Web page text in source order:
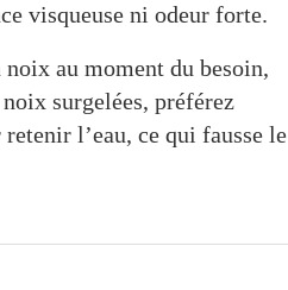
visqueuse ni odeur forte.
au moment du besoin,
surgelées, préférez
l’eau, ce qui fausse le